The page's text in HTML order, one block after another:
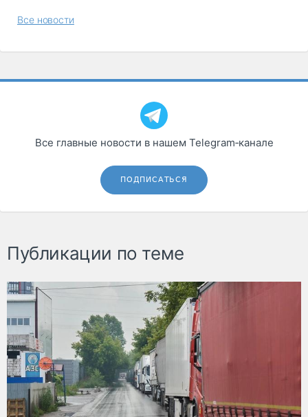
Все новости
Все главные новости в нашем Telegram‑канале
ПОДПИСАТЬСЯ
Публикации по теме